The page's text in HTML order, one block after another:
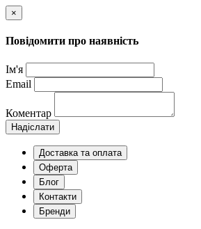
×
Повідомити про наявність
Ім'я
Email
Коментар
Надіслати
Доставка та оплата
Оферта
Блог
Контакти
Бренди